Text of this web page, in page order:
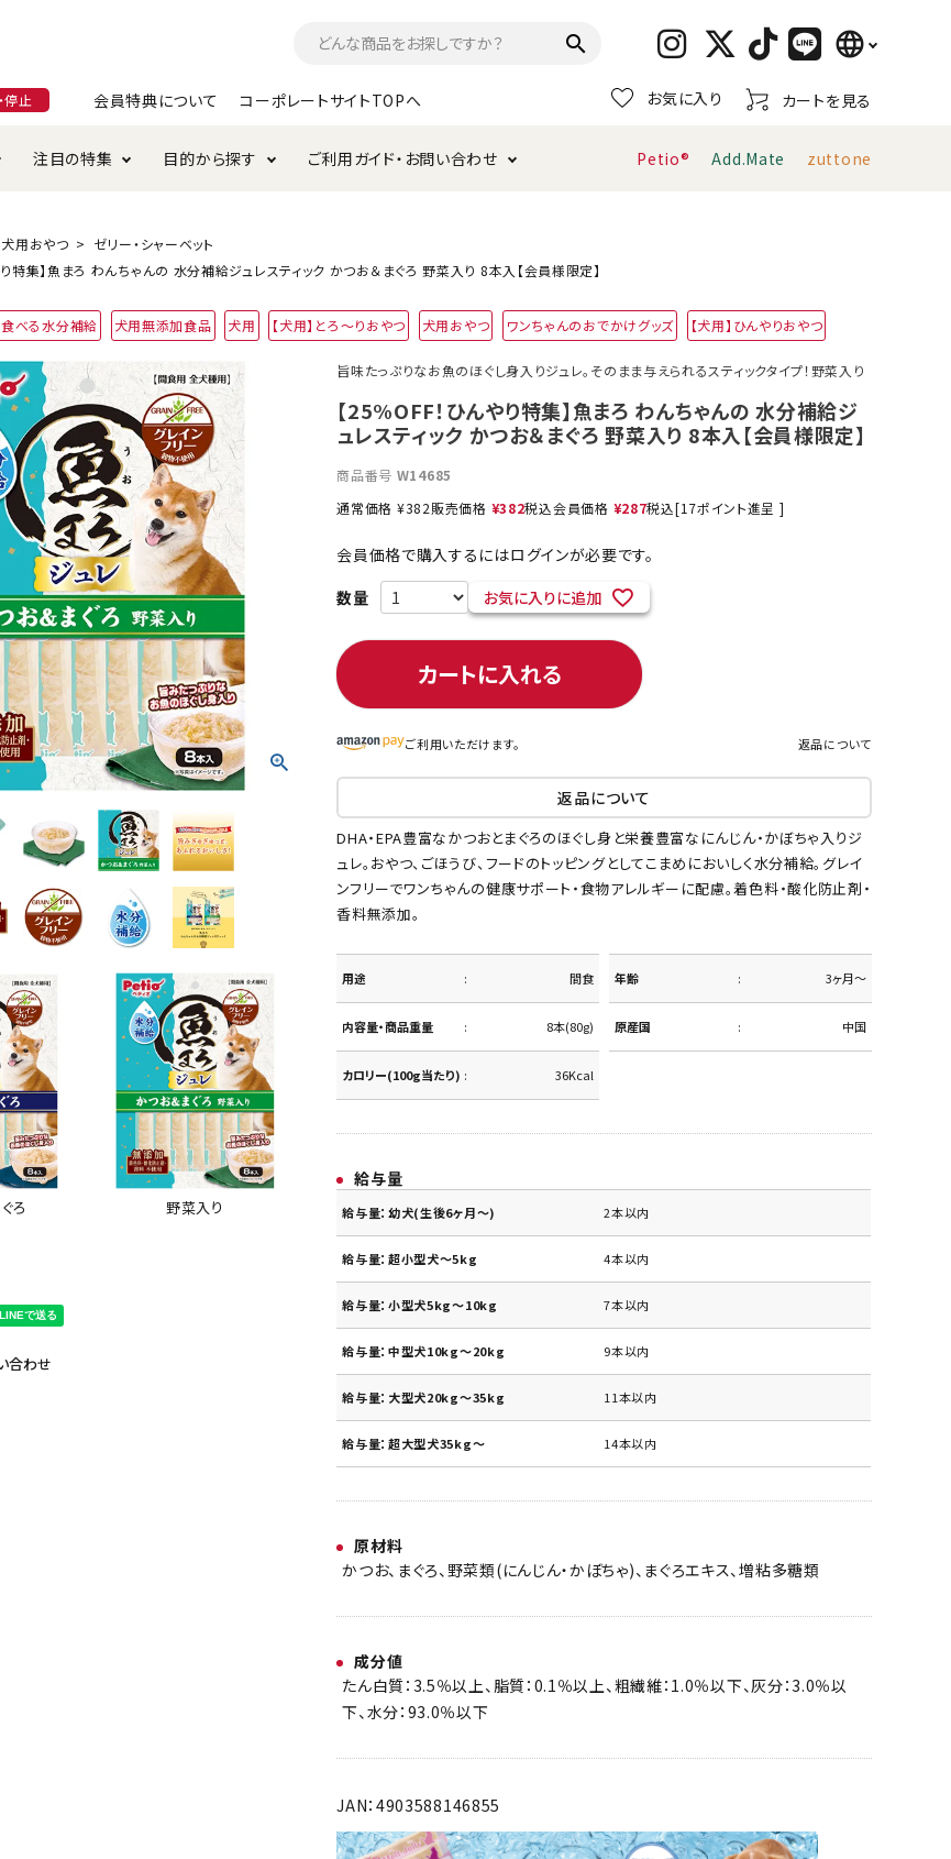
search language
日本語
English
停止 会員特典について コーポレートサイトTOPへ お気に入り カートを見る
ス・マット サークル・ケージ キャリーバッグ
器 服・ウェア
替え・交換パーツ
ケア用品
ケージ・タワー キャリーバッグ おもちゃ
首輪・ハーネス
ま
注目の特集 目的から探す
インフリー
投げて遊ぶ
夜のお散歩
オススメ まとめ買いでオトク！！ ネコポス対象商品一覧
ご利用ガイド・お問い合わせ
ついて
ショップ利用規約
Petio® Add.Mate zuttone
犬用おやつ
ゼリー・シャーベット
り特集】魚まろ わんちゃんの 水分補給ジュレスティック かつお＆まぐろ 野菜入り 8本入【会員様限定】
食べる水分補給 犬用無添加食品 犬用 【犬用】とろ～りおやつ 犬用おやつ ワンちゃんのおでかけグッズ 【犬用】ひんやりおやつ
ろ 野菜入り
合わせ
旨味たっぷりなお魚のほぐし身入りジュレ。そのまま与えられるスティックタイプ！野菜入り
【25%OFF！ひんやり特集】魚まろ わんちゃんの 水分補給ジ
ュレスティック かつお＆まぐろ 野菜入り 8本入【会員様限定】
商品番号 W14685
通常価格 ¥382販売価格 ¥382税込会員価格 ¥287税込[17ポイント進呈 ]
会員価格で購入するにはログインが必要です。
お気に入りに追加
カートに入れる
ご利用いただけます。 返品について
返品について
DHA・EPA豊富なかつおとまぐろのほぐし身と栄養豊富なにんじん・かぼちゃ入りジ
ュレ。おやつ、ごほうび、フードのトッピングとしてこまめにおいしく水分補給。グレイ
ンフリーでワンちゃんの健康サポート・食物アレルギーに配慮。着色料・酸化防止剤・
香料無添加。
用途 間食 年齢 3ヶ月～
内容量・商品重量 8本(80g) 原産国 中国
カロリー(100g当たり) 36Kcal
給与量
給与量：幼犬(生後6ヶ月～) 2本以内
給与量：超小型犬～5kg 4本以内
給与量：小型犬5kg～10kg 7本以内
給与量：中型犬10kg～20kg 9本以内
給与量：大型犬20kg～35kg 11本以内
給与量：超大型犬35kg～ 14本以内
原材料
かつお、まぐろ、野菜類(にんじん・かぼちゃ)、まぐろエキス、増粘多糖類
成分値
たん白質：3.5％以上、脂質：0.1％以上、粗繊維：1.0％以下、灰分：3.0％以
下、水分：93.0％以下
JAN：4903588146855